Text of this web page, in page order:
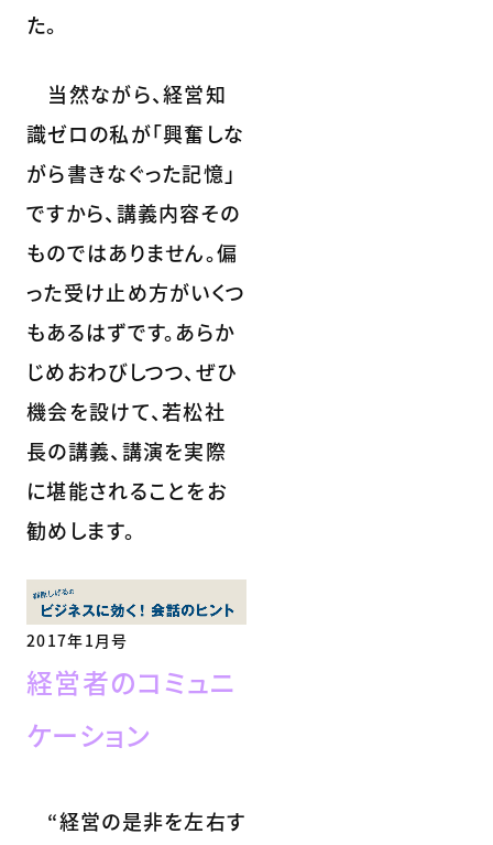
た。
当然ながら、経営知
識ゼロの私が「興奮しな
がら書きなぐった記憶」
ですから、講義内容その
ものではありません。偏
った受け止め方がいくつ
もあるはずです。あらか
じめおわびしつつ、ぜひ
機会を設けて、若松社
長の講義、講演を実際
に堪能されることをお
勧めします。
2017年1月号
経営者のコミュニ
ケーション
“経営の是非を左右す